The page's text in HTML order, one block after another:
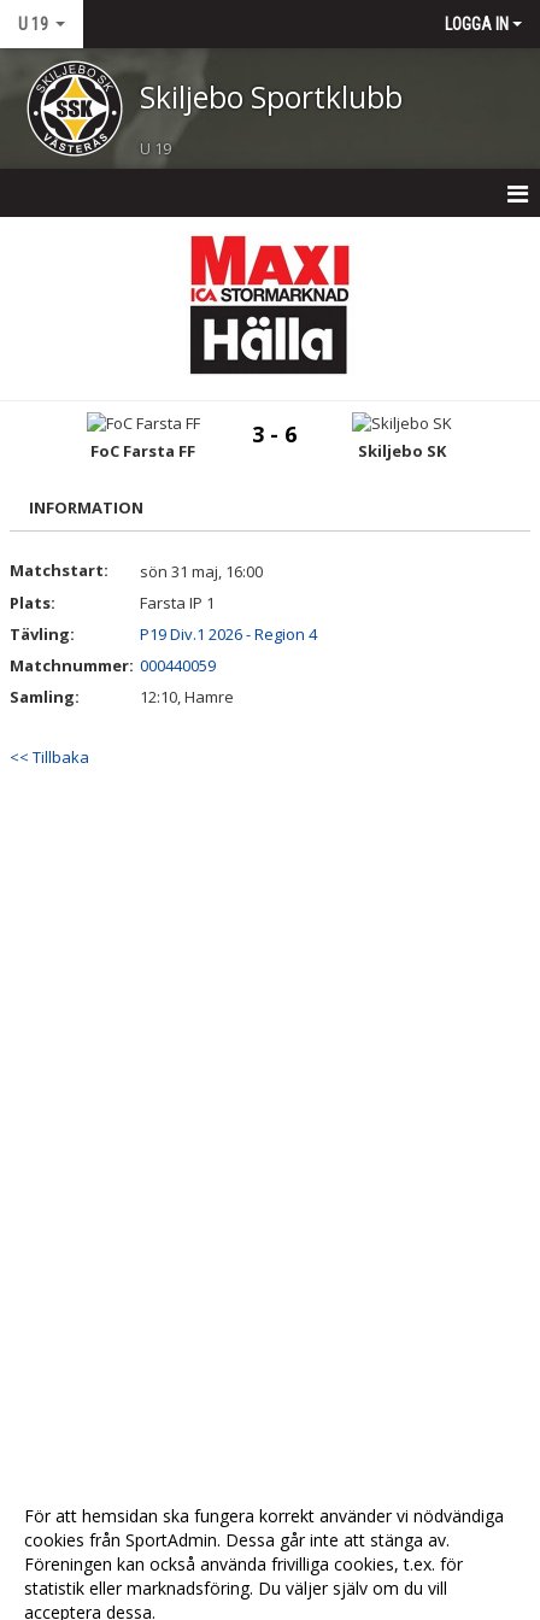
U 19 LOGGA IN
Skiljebo Sportklubb
U 19
BILDGALLERI
KONTAKT
FoC Farsta FF
3 - 6
Skiljebo SK
INFORMATION
Matchstart:
sön 31 maj, 16:00
Plats:
Farsta IP 1
Tävling:
P19 Div.1 2026 - Region 4
Matchnummer: 000440059
Samling:
12:10, Hamre
<< Tillbaka
För att hemsidan ska fungera korrekt använder vi nödvändiga
cookies från SportAdmin. Dessa går inte att stänga av.
Föreningen kan också använda frivilliga cookies, t.ex. för
statistik eller marknadsföring. Du väljer själv om du vill
acceptera dessa.